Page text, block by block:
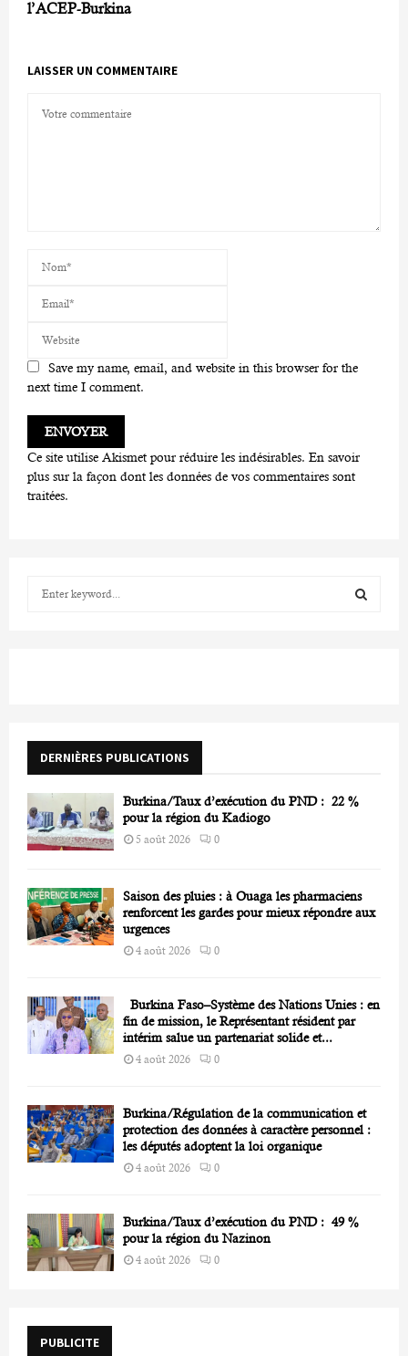
l’ACEP-Burkina
LAISSER UN COMMENTAIRE
Save my name, email, and website in this browser for the
next time I comment.
Ce site utilise Akismet pour réduire les indésirables. En savoir
plus sur la façon dont les données de vos commentaires sont
traitées.
r
DERNIÈRES PUBLICATIONS
Burkina/Taux d’exécution du PND : 22 %
pour la région du Kadiogo
5 août 2026 0
Saison des pluies : à Ouaga les pharmaciens
renforcent les gardes pour mieux répondre aux
urgences
4 août 2026 0
Burkina Faso–Système des Nations Unies : en
fin de mission, le Représentant résident par
intérim salue un partenariat solide et...
4 août 2026 0
Burkina/Régulation de la communication et
protection des données à caractère personnel :
les députés adoptent la loi organique
4 août 2026 0
Burkina/Taux d’exécution du PND : 49 %
pour la région du Nazinon
4 août 2026 0
PUBLICITE